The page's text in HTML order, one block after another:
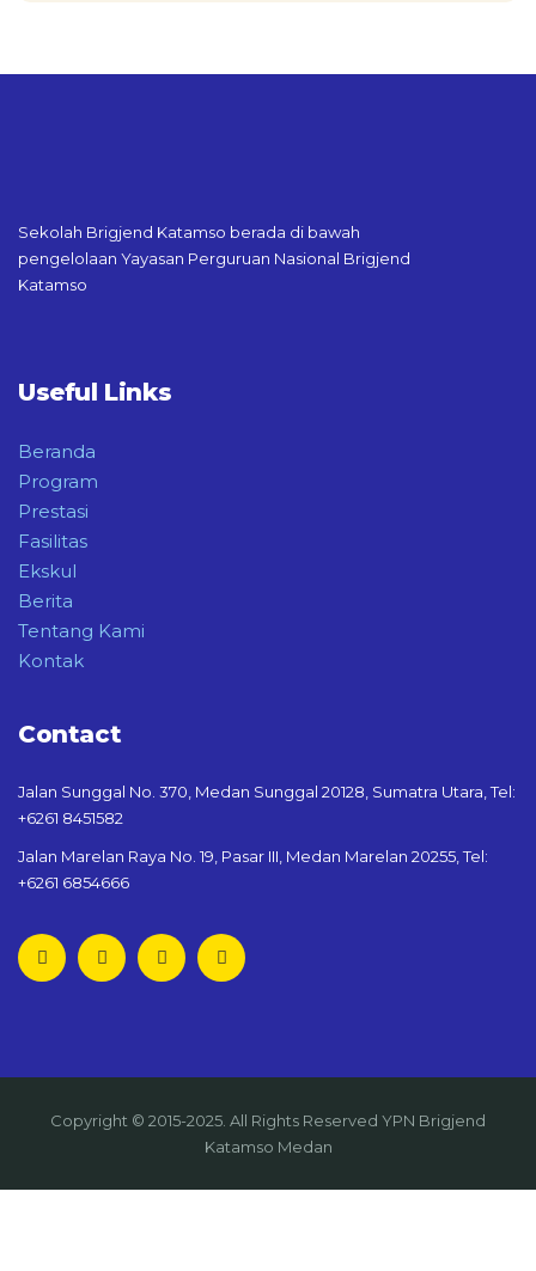
Sekolah Brigjend Katamso berada di bawah
pengelolaan Yayasan Perguruan Nasional Brigjend
Katamso
Useful Links
Beranda
Program
Prestasi
Fasilitas
Ekskul
Berita
Tentang Kami
Kontak
Contact
Jalan Sunggal No. 370, Medan Sunggal 20128, Sumatra Utara, Tel:
+6261 8451582
Jalan Marelan Raya No. 19, Pasar III, Medan Marelan 20255, Tel:
+6261 6854666
Copyright © 2015-2025. All Rights Reserved YPN Brigjend
Katamso Medan